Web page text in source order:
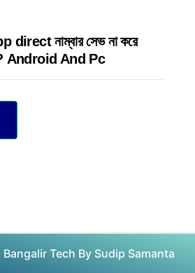
নাম্বার সেভ না করে
? Android And Pc
Tech By Sudip Samanta